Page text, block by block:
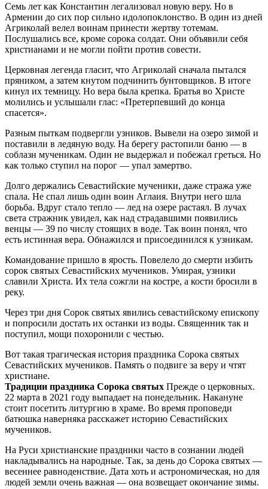
Семь лет как Константин легализовал новую веру. Но в
Армении до сих пор сильно идолопоклонство. В один из дней
Агриколай велел воинам принести жертву тотемам.
Послушались все, кроме сорока солдат. Они объявили себя
христианами и не могли пойти против совести.
Церковная легенда гласит, что Агриколай сначала пытался
пряником, а затем кнутом подчинить бунтовщиков. В итоге
кинул их темницу. Но вера была крепка. Братья во Христе
молились и услышали глас: «Претерпевший до конца
спасется».
Разным пыткам подвергли узников. Вывели на озеро зимой и
поставили в ледяную воду. На берегу растопили баню — в
соблазн мученикам. Один не выдержал и побежал греться. Но
как только ступил на порог — упал замертво.
Долго держались Севастийские мученики, даже стража уже
спала. Не спал лишь один воин Аглаия. Внутри него шла
борьба. Вдруг стало тепло — лед на озере растаял. В лучах
света стражник увидел, как над страдавшими появились
венцы — 39 по числу стоящих в воде. Так воин понял, что
есть истинная вера. Обнажился и присоединился к узникам.
Командование пришло в ярость. Повелело до смерти избить
сорок святых Севастийских мучеников. Умирая, узники
славили Христа. Их тела сожгли на костре, а кости бросили в
реку.
Через три дня Сорок святых явились севастийскому епископу
и попросили достать их останки из воды. Священник так и
поступил, мощи похоронили с честью.
Вот такая трагическая история праздника Сорока святых
Севастийских мучеников. Память о подвиге за веру и чтят
христиане.
Традиции праздника Сорока святых Прежде о церковных.
22 марта в 2021 году выпадает на понедельник. Накануне
стоит посетить литургию в храме. Во время проповеди
батюшка наверняка расскажет историю Севастийских
мучеников.
На Руси христианские праздники часто в сознании людей
накладывались на народные. Так, за день до Сорока святых —
весеннее равноденствие. Дата хоть и астрономическая, но для
людей земли очень важная — она возвещает окончание зимы.